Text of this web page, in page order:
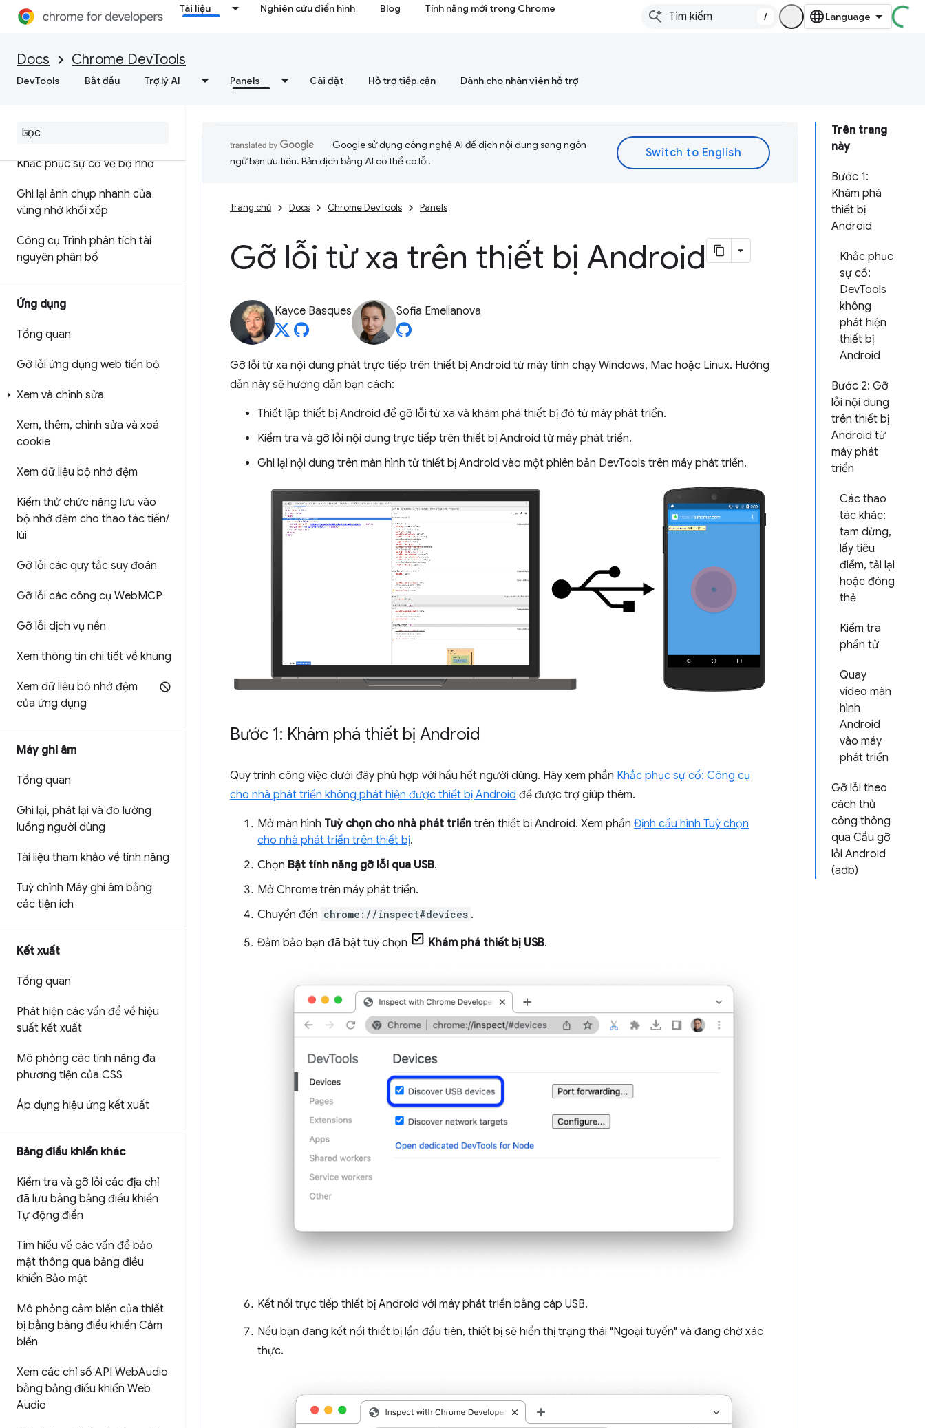
Tài liệu Nghiên cứu điển hình Blog Tính năng mới trong Chrome
/
Docs Chrome DevTools
DevTools Bắt đầu Trợ lý AI Panels Cài đặt Hỗ trợ tiếp cận Dành cho nhân viên hỗ trợ
Tối ưu hoá tốc độ web
Thuật ngữ bộ nhớ
Khắc phục sự cố về bộ nhớ
Ghi lại ảnh chụp nhanh của
vùng nhớ khối xếp
Công cụ Trình phân tích tài
nguyên phân bổ
Ứng dụng
Tổng quan
Gỡ lỗi ứng dụng web tiến bộ
Xem và chỉnh sửa
Xem, thêm, chỉnh sửa và xoá
cookie
Xem dữ liệu bộ nhớ đệm
Kiểm thử chức năng lưu vào
bộ nhớ đệm cho thao tác tiến/
lùi
Gỡ lỗi các quy tắc suy đoán
Gỡ lỗi các công cụ WebMCP
Gỡ lỗi dịch vụ nền
Xem thông tin chi tiết về khung
Xem dữ liệu bộ nhớ đệm
của ứng dụng
Máy ghi âm
Tổng quan
Ghi lại, phát lại và đo lường
luồng người dùng
Tài liệu tham khảo về tính năng
Tuỳ chỉnh Máy ghi âm bằng
các tiện ích
Kết xuất
Tổng quan
Phát hiện các vấn đề về hiệu
suất kết xuất
Mô phỏng các tính năng đa
phương tiện của CSS
Áp dụng hiệu ứng kết xuất
Bảng điều khiển khác
Kiểm tra và gỡ lỗi các địa chỉ
đã lưu bằng bảng điều khiển
Tự động điền
Tìm hiểu về các vấn đề bảo
mật thông qua bảng điều
khiển Bảo mật
Mô phỏng cảm biến của thiết
bị bằng bảng điều khiển Cảm
biến
Xem các chỉ số API WebAudio
bằng bảng điều khiển Web
Audio
Trên trang
này
Bước 1:
Khám phá
thiết bị
Android
Khắc phục
sự cố:
DevTools
không
phát hiện
thiết bị
Android
Bước 2: Gỡ
lỗi nội dung
trên thiết bị
Android từ
máy phát
triển
Các thao
tác khác:
tạm dừng,
lấy tiêu
điểm, tải lại
hoặc đóng
thẻ
Kiểm tra
phần tử
Quay
video màn
hình
Android
vào máy
phát triển
Gỡ lỗi theo
cách thủ
công thông
qua Cầu gỡ
lỗi Android
(adb)
Google sử dụng công nghệ AI để dịch nội dung sang ngôn
ngữ bạn ưu tiên. Bản dịch bằng AI có thể có lỗi.
Trang chủ Docs Chrome DevTools Panels
Gỡ lỗi từ xa trên thiết bị Android
Kayce Basques Sofia Emelianova
Gỡ lỗi từ xa nội dung phát trực tiếp trên thiết bị Android từ máy tính chạy Windows, Mac hoặc Linux. Hướng
dẫn này sẽ hướng dẫn bạn cách:
Thiết lập thiết bị Android để gỡ lỗi từ xa và khám phá thiết bị đó từ máy phát triển.
Kiểm tra và gỡ lỗi nội dung trực tiếp trên thiết bị Android từ máy phát triển.
Ghi lại nội dung trên màn hình từ thiết bị Android vào một phiên bản DevTools trên máy phát triển.
Bước 1: Khám phá thiết bị Android
Quy trình công việc dưới đây phù hợp với hầu hết người dùng. Hãy xem phần Khắc phục sự cố: Công cụ
cho nhà phát triển không phát hiện được thiết bị Android để được trợ giúp thêm.
Mở màn hình Tuỳ chọn cho nhà phát triển trên thiết bị Android. Xem phần Định cấu hình Tuỳ chọn
cho nhà phát triển trên thiết bị.
Chọn Bật tính năng gỡ lỗi qua USB.
Mở Chrome trên máy phát triển.
Chuyển đến chrome://inspect#devices .
Đảm bảo bạn đã bật tuỳ chọn Khám phá thiết bị USB.
Kết nối trực tiếp thiết bị Android với máy phát triển bằng cáp USB.
Nếu bạn đang kết nối thiết bị lần đầu tiên, thiết bị sẽ hiển thị trạng thái "Ngoại tuyến" và đang chờ xác
thực.